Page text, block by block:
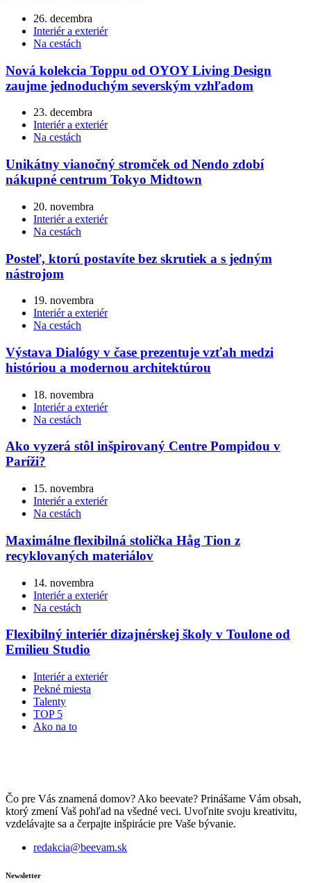
26. decembra
Interiér a exteriér
Na cestách
Nová kolekcia Toppu od OYOY Living Design
zaujme jednoduchým severským vzhľadom
23. decembra
Interiér a exteriér
Na cestách
Unikátny vianočný stromček od Nendo zdobí
nákupné centrum Tokyo Midtown
20. novembra
Interiér a exteriér
Na cestách
Posteľ, ktorú postavíte bez skrutiek a s jedným
nástrojom
19. novembra
Interiér a exteriér
Na cestách
Výstava Dialógy v čase prezentuje vzťah medzi
históriou a modernou architektúrou
18. novembra
Interiér a exteriér
Na cestách
Ako vyzerá stôl inšpirovaný Centre Pompidou v
Paríži?
15. novembra
Interiér a exteriér
Na cestách
Maximálne flexibilná stolička Håg Tion z
recyklovaných materiálov
14. novembra
Interiér a exteriér
Na cestách
Flexibilný interiér dizajnérskej školy v Toulone od
Emilieu Studio
Interiér a exteriér
Pekné miesta
Talenty
TOP 5
Ako na to
Čo pre Vás znamená domov? Ako beevate? Prinášame Vám obsah,
ktorý zmení Vaš pohľad na všedné veci. Uvoľnite svoju kreativitu,
vzdelávajte sa a čerpajte inšpirácie pre Vaše bývanie.
redakcia@beevam.sk
Newsletter